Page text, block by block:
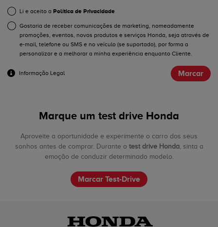
Li e aceito a Política de Privacidade
Gostaria de receber comunicações de marketing, nomeadamente
promoções, eventos, novos produtos e serviços Honda, seja através de
e-mail, telefone ou SMS e no veículo (se suportado), por forma a
personalizar e a melhorar a minha experiência enquanto Cliente.
Informação Legal Marcar
Marque um test drive Honda
Aproveite a oportunidade e experimente o carro dos seus
sonhos antes de comprar. Durante o test drive Honda, sinta a
emoção de conduzir determinado modelo.
Marcar Test-Drive